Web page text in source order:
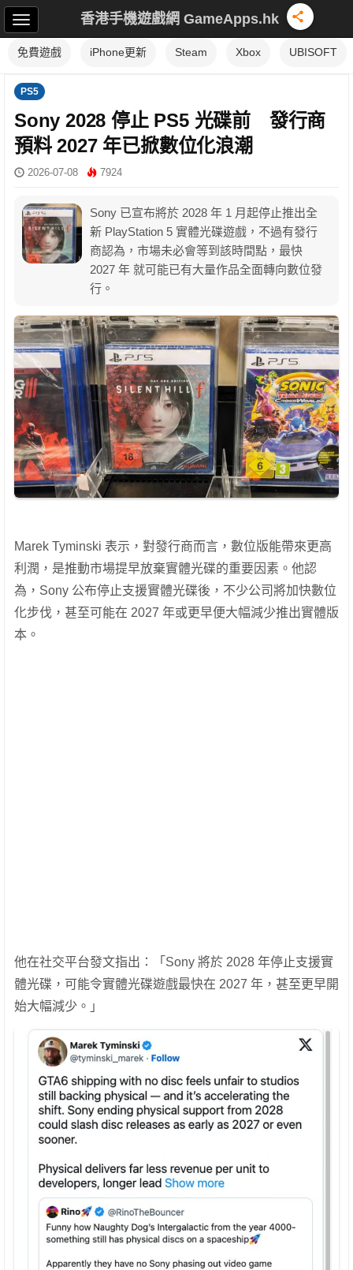
香港手機遊戲網 GameApps.hk
免費遊戲 iPhone更新 Steam Xbox UBISOFT
PS5
Sony 2028 停止 PS5 光碟前 發行商
預料 2027 年已掀數位化浪潮
2026-07-08 7924
Sony 已宣布將於 2028 年 1 月起停止推出全
新 PlayStation 5 實體光碟遊戲，不過有發行
商認為，市場未必會等到該時間點，最快
2027 年 就可能已有大量作品全面轉向數位發
行。
Marek Tyminski 表示，對發行商而言，數位版能帶來更高
利潤，是推動市場提早放棄實體光碟的重要因素。他認
為，Sony 公布停止支援實體光碟後，不少公司將加快數位
化步伐，甚至可能在 2027 年或更早便大幅減少推出實體版
本。
他在社交平台發文指出：「Sony 將於 2028 年停止支援實
體光碟，可能令實體光碟遊戲最快在 2027 年，甚至更早開
始大幅減少。」